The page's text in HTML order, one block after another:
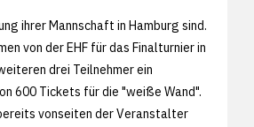
ihrer Mannschaft in Hamburg sind.
von der EHF für das Finalturnier in
drei Teilnehmer ein
600 Tickets für die "weiße Wand".
vonseiten der Veranstalter